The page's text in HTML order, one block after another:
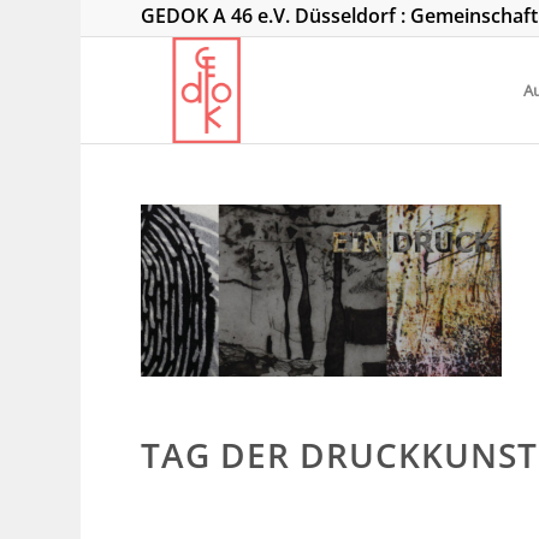
GEDOK A 46 e.V. Düsseldorf :
TAG DER DRUCKKUNST